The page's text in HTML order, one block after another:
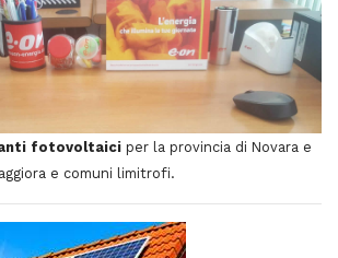
fotovoltaici per la provincia di Novara e
e comuni limitrofi.